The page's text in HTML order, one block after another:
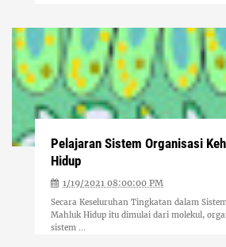
Pelajaran Sistem Organisasi
Hidup
1/19/2021 08:00:00 PM
Secara Keseluruhan Tingkatan dalam
Mahluk Hidup itu dimulai dari molekul,
sistem ...